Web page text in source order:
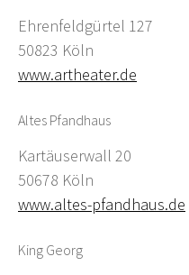
Ehrenfeldgürtel 127
50823 Köln
www.artheater.de
Altes Pfandhaus
Kartäuserwall 20
50678 Köln
www.altes-pfandhaus.de
King Georg